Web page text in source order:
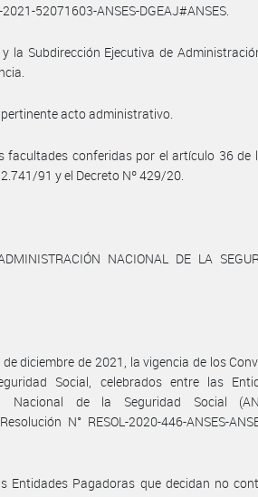
52071603-ANSES-DGEAJ#ANSES.
la Subdirección Ejecutiva de
acto administrativo.
facultades conferidas por el artículo 36 de
91 y el Decreto Nº 429/20.
NACIONAL DE LA
diciembre de 2021, la vigencia de los
Social, celebrados entre las
de la Seguridad Social
N° RESOL-2020-446-ANSES-
Entidades Pagadoras que decidan no